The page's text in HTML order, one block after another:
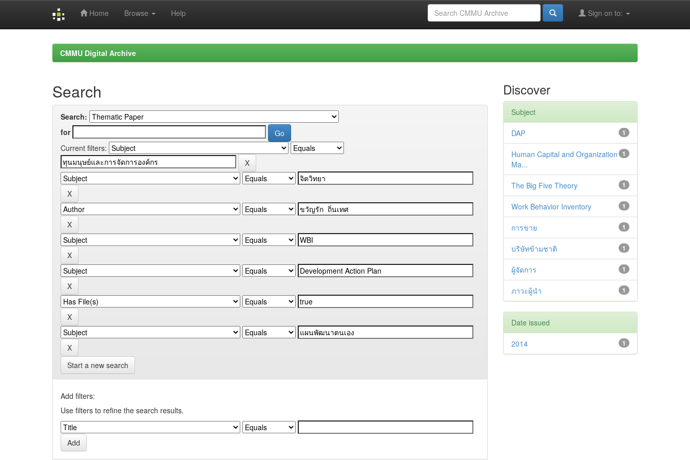
Home Browse Help Sign on to:
CMMU Digital Archive
Search
Search:
for
Current filters:
Start a new search
Add filters:
Use filters to refine the search results.
Discover
Subject
1
DAP
1
Human Capital and Organization
Ma...
1
The Big Five Theory
1
Work Behavior Inventory
1
การขาย
1
บริษัทข้ามชาติ
1
ผู้จัดการ
1
ภาวะผู้นำ
Date issued
1
2014